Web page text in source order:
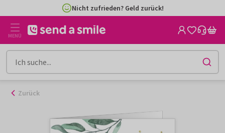
Inhalt
gehen
Nicht zufrieden? Geld zurück!
MENÜ
Zurück